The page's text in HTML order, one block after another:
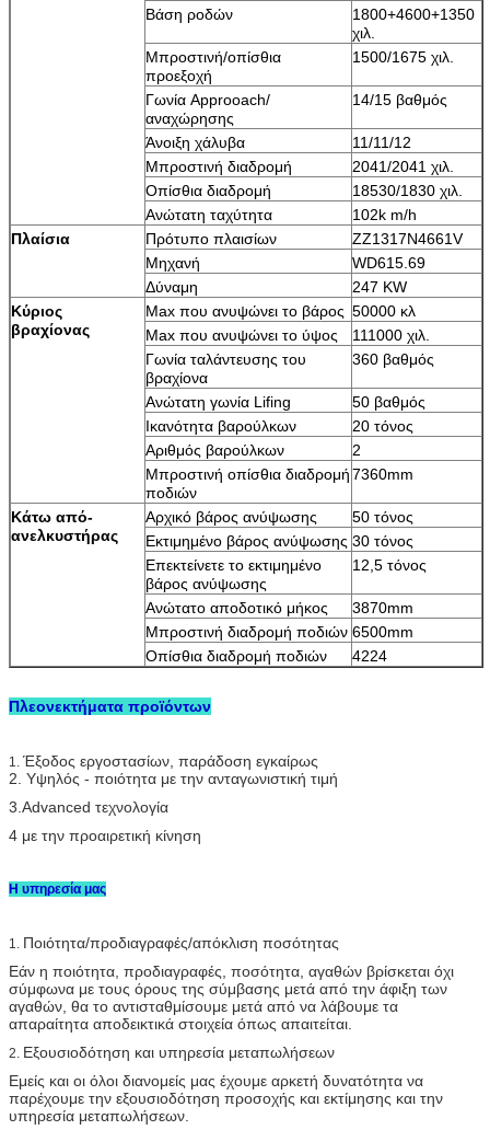
Βάση ροδών
1800+4600+1350
χιλ.
Μπροστινή/οπίσθια
προεξοχή
1500/1675 χιλ.
Γωνία Approoach/
αναχώρησης
14/15 βαθμός
Άνοιξη χάλυβα
11/11/12
Μπροστινή διαδρομή
2041/2041 χιλ.
Οπίσθια διαδρομή
18530/1830 χιλ.
Ανώτατη ταχύτητα
102k m/h
Πλαίσια
Πρότυπο πλαισίων
ZZ1317N4661V
Μηχανή
WD615.69
Δύναμη
247 KW
Κύριος
βραχίονας
Max που ανυψώνει το βάρος 50000 κλ
Max που ανυψώνει το ύψος
111000 χιλ.
Γωνία ταλάντευσης του
βραχίονα
360 βαθμός
Ανώτατη γωνία Lifing
50 βαθμός
Ικανότητα βαρούλκων
20 τόνος
Αριθμός βαρούλκων
2
Μπροστινή οπίσθια διαδρομή
ποδιών
7360mm
Κάτω από-
ανελκυστήρας
Αρχικό βάρος ανύψωσης
50 τόνος
Εκτιμημένο βάρος ανύψωσης 30 τόνος
Επεκτείνετε το εκτιμημένο
βάρος ανύψωσης
12,5 τόνος
Ανώτατο αποδοτικό μήκος
3870mm
Μπροστινή διαδρομή ποδιών 6500mm
Οπίσθια διαδρομή ποδιών
4224
Πλεονεκτήματα προϊόντων
1. Έξοδος εργοστασίων, παράδοση εγκαίρως
2. Υψηλός - ποιότητα με την ανταγωνιστική τιμή
3.Advanced τεχνολογία
4 με την προαιρετική κίνηση
Η υπηρεσία μας
1. Ποιότητα/προδιαγραφές/απόκλιση ποσότητας
Εάν η ποιότητα, προδιαγραφές, ποσότητα, αγαθών βρίσκεται όχι
σύμφωνα με τους όρους της σύμβασης μετά από την άφιξη των
αγαθών, θα το αντισταθμίσουμε μετά από να λάβουμε τα
απαραίτητα αποδεικτικά στοιχεία όπως απαιτείται.
2. Εξουσιοδότηση και υπηρεσία μεταπωλήσεων
Εμείς και οι όλοι διανομείς μας έχουμε αρκετή δυνατότητα να
παρέχουμε την εξουσιοδότηση προσοχής και εκτίμησης και την
υπηρεσία μεταπωλήσεων.